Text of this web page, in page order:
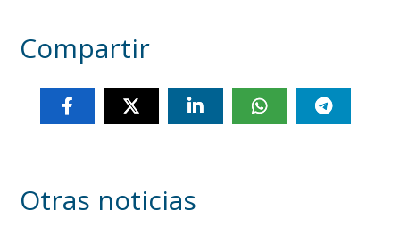
Compartir
Otras noticias